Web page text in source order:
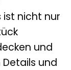
ist nicht nur
und
und